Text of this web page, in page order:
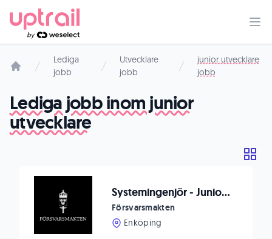
Lediga
jobb
Utvecklare
jobb
junior utvecklare
jobb
Lediga jobb inom junior
utvecklare
Systemingenjör - Junior AI Utvecklare
Försvarsmakten
Enköping